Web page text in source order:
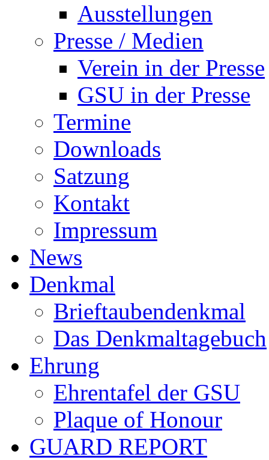
Ausstellungen
Presse / Medien
Verein in der Presse
GSU in der Presse
Termine
Downloads
Satzung
Kontakt
Impressum
News
Denkmal
Brieftaubendenkmal
Das Denkmaltagebuch
Ehrung
Ehrentafel der GSU
Plaque of Honour
GUARD REPORT